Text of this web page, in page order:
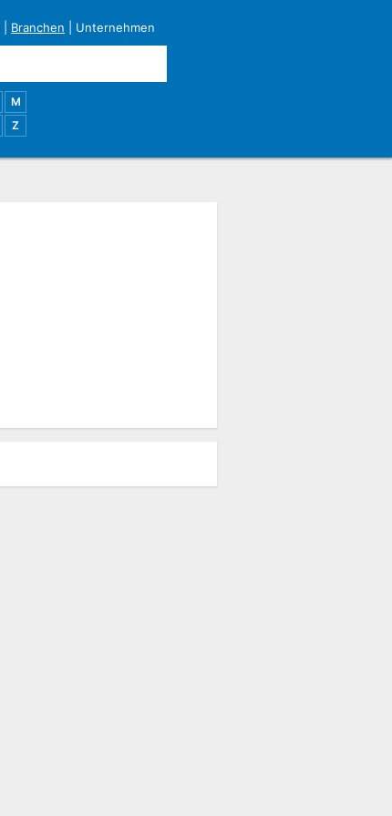
Branchen Unternehmen
M
Z